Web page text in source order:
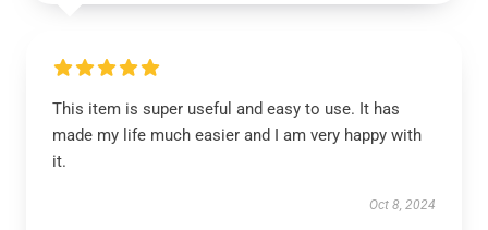
This item is super useful and easy to use. It has
made my life much easier and I am very happy with
it.
Oct 8, 2024